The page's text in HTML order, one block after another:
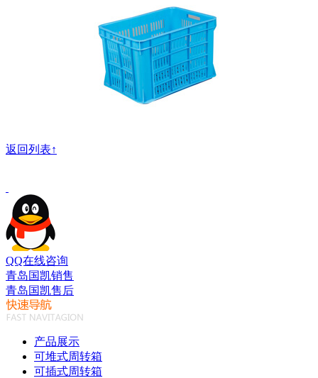
返回列表↑
QQ在线咨询
青岛国凯销售
青岛国凯售后
产品展示
可堆式周转箱
可插式周转箱